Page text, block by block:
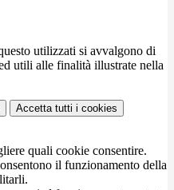
utilizzati si avvalgono di
utili alle finalità illustrate nella
Accetta tutti i cookies
quali cookie consentire.
il funzionamento della